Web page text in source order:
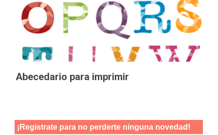
Abecedario para imprimir